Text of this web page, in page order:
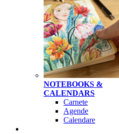
NOTEBOOKS &
CALENDARS
Carnete
Agende
Calendare